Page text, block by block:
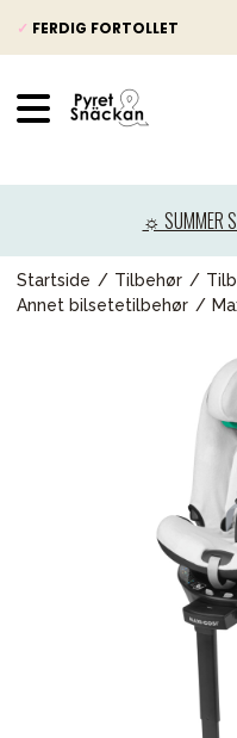
✓ FERDIG FORTOLLET
☼ SUMMER
Startside Tilbehør
Annet bilsetetilbehør